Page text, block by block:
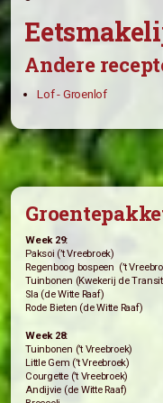
Zet in 3 stappen
1. Verwijder de
een pan water aan
minuten en giet het
2. Bak de spek in
pan. Roer af en toe
3. Verwarm de
strooi er kaas
gesmolten is.
Andere
Lof - Groenlof